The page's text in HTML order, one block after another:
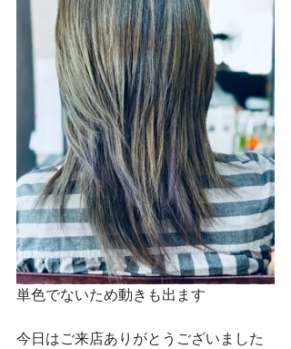
単色でないため動きも出ます
今日はご来店ありがとうございました